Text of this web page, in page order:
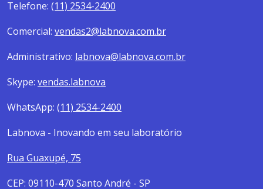
Telefone: (11) 2534-2400
Comercial: vendas2@labnova.com.br
Administrativo: labnova@labnova.com.br
Skype: vendas.labnova
WhatsApp: (11) 2534-2400
Labnova - Inovando em seu laboratório
Rua Guaxupé, 75
CEP: 09110-470 Santo André - SP